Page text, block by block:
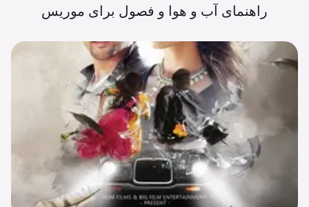
راهنمای آب و هوا و فصول برای موریس